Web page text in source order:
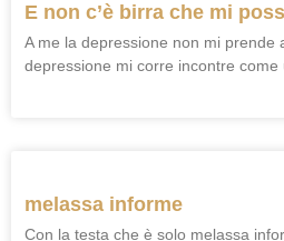
E non c’è birra che mi
A me la depressione non mi prende
depressione mi corre incontre come
melassa informe
Con la testa che è solo melassa